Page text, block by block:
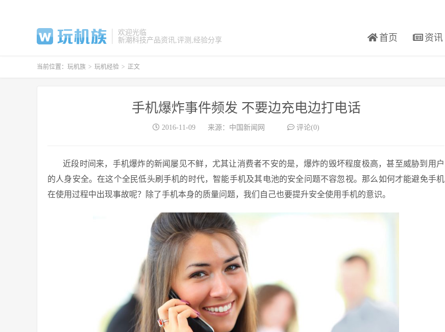
欢迎光临
新潮科技产品资讯,评测,经验分享
首页 资讯
当前位置： 玩机族 > 玩机经验 > 正文
手机爆炸事件频发 不要边充电边打电话
2016-11-09 来源：中国新闻网 评论(0)
近段时间来，手机爆炸的新闻屡见不鲜，尤其让消费者不安的是，爆炸的毁坏程度极高，甚至威胁到用户
的人身安全。在这个全民低头刷手机的时代，智能手机及其电池的安全问题不容忽视。那么如何才能避免手机
在使用过程中出现事故呢？除了手机本身的质量问题，我们自己也要提升安全使用手机的意识。